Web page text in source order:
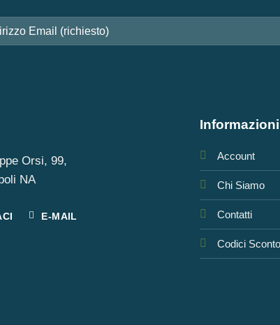
Orsi, 99,
NA
E-MAIL
Informazioni
Account
Chi Siamo
Contatti
Codici Sconto